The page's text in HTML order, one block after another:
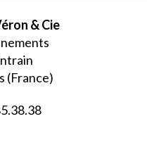
& Cie
(France)